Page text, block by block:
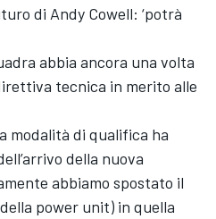
di Andy Cowell: ‘potrà
abbia ancora una volta
tecnica in merito alle
modalità di qualifica ha
della nuova
abbiamo spostato il
power unit) in quella